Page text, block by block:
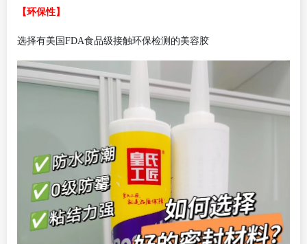
【环保性】
选择有美国FDA食品级接触环保检测的美容胶